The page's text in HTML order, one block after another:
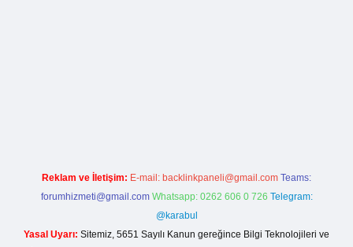
Reklam ve İletişim: E-mail: backlinkpaneli@gmail.com Teams:
forumhizmeti@gmail.com Whatsapp: 0262 606 0 726 Telegram:
@karabul
Yasal Uyarı: Sitemiz, 5651 Sayılı Kanun gereğince Bilgi Teknolojileri ve